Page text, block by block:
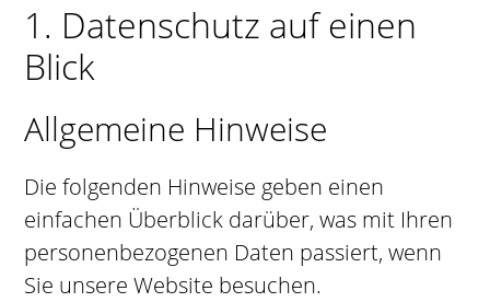
1. Datenschutz auf einen
Blick
Allgemeine Hinweise
Die folgenden Hinweise geben einen
einfachen Überblick darüber, was mit Ihren
personenbezogenen Daten passiert, wenn
Sie unsere Website besuchen.